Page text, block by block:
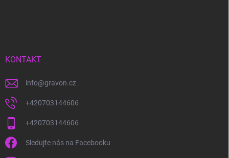
KONTAKT
info@gravon.cz
+420703144606
+420703144606
Sledujte nás na Facebooku